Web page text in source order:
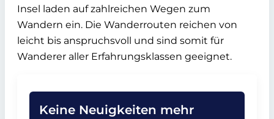
Insel laden auf zahlreichen Wegen zum
Wandern ein. Die Wanderrouten reichen von
leicht bis anspruchsvoll und sind somit für
Wanderer aller Erfahrungsklassen geeignet.
Keine Neuigkeiten mehr